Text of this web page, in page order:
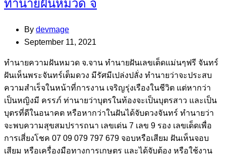
ทำนายฝันหมวด จ
By devmage
September 11, 2021
ทํานายความฝันหมวด จ.จาน ทํานายฝันเลขเด็ดแม่นๆฟรี จันทร์
ฝันเห็นพระจันทร์เต็มดวง มีรัศมีเปล่งปลั่ง ทํานายว่าจะประสบ
ความสําเร็จในหน้าที่การงาน เจริญรุ่งเรืองในชีวิต แต่หากว่า
เป็นหญิงมี ครรภ์ ท่านายว่าบุตรในท้องจะเป็นบุตรสาว และเป็น
บุตรที่ดีในอนาคต หรือหากว่าในฝันได้จับดวงจันทร์ ทํานายว่า
จะพบความสุขสมปรารถนา เลขเด่น 7 เลข 9 รอง เลขเด็ดเพื่อ
การเสี่ยงโชค 07 09 079 797 679 จอบหรือเสียม ฝันเห็นจอบ
เสียม หรือเครื่องมือทางการเกษตร และได้จับต้อง หรือใช้งาน